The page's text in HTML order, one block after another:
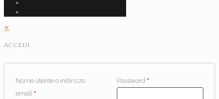
✕
Accedi
Nome utente o indirizzo
email *
Password *